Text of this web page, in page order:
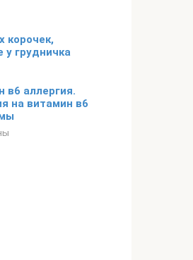
корочек,
у грудничка
в6 аллергия.
на витамин в6